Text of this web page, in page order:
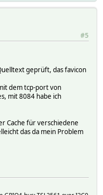
#5
geprüft, das favicon
dem tcp-port von
mit 8084 habe ich
Cache für verschiedene
das da mein Problem